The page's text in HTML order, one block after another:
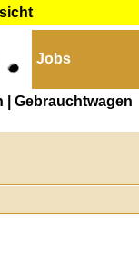
Jobs
| Gebrauchtwagen